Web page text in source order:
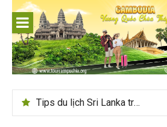
content
Tips du lịch Sri Lanka trọn vẹn cho người mới